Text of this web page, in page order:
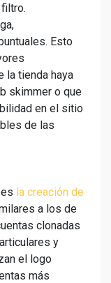
Esto
la tienda haya
skimmer o que
en el sitio
de las
la creación de
a los de
clonadas
y
el logo
más